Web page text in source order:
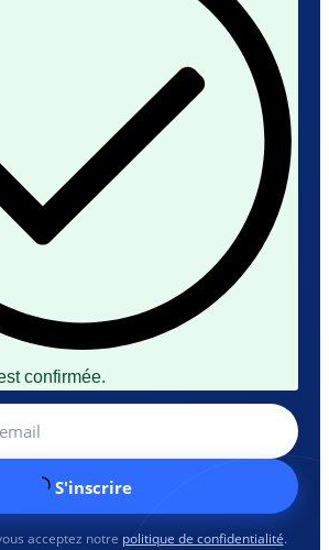
confirmée.
S'inscrire
acceptez notre politique de confidentialité.